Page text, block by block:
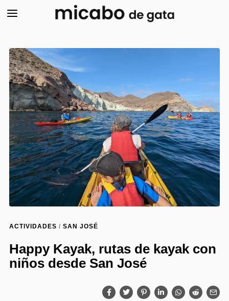
ACTIVIDADES / SAN JOSÉ
Happy Kayak, rutas de kayak con
niños desde San José